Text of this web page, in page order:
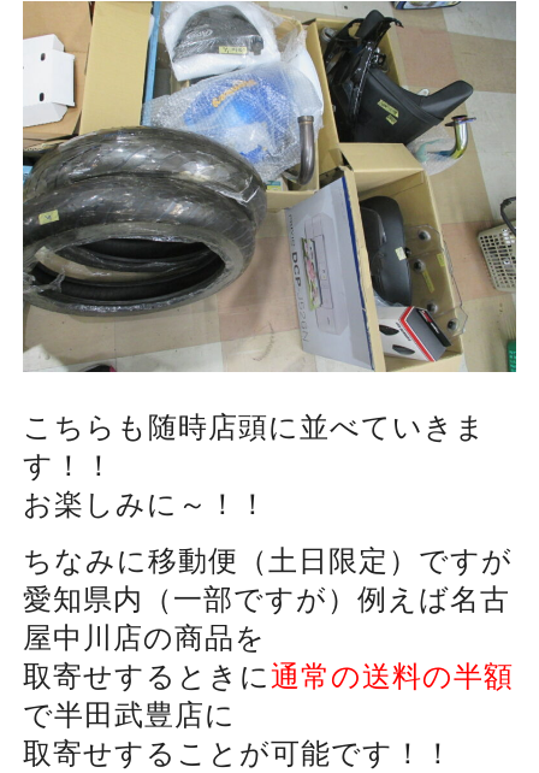
こちらも随時店頭に並べていきま
す！！
お楽しみに～！！
ちなみに移動便（土日限定）ですが
愛知県内（一部ですが）例えば名古
屋中川店の商品を
取寄せするときに通常の送料の半額
で半田武豊店に
取寄せすることが可能です！！